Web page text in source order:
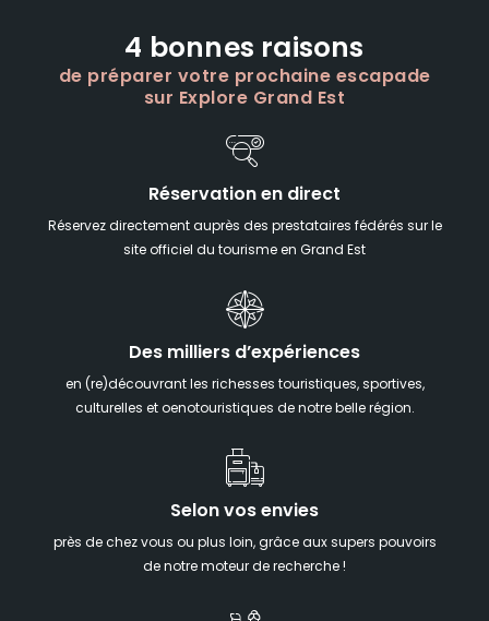
4 bonnes raisons
de préparer votre prochaine escapade
sur Explore Grand Est
Réservation en direct
Réservez directement auprès des prestataires fédérés sur le
site officiel du tourisme en Grand Est
Des milliers d’expériences
en (re)découvrant les richesses touristiques, sportives,
culturelles et oenotouristiques de notre belle région.
Selon vos envies
près de chez vous ou plus loin, grâce aux supers pouvoirs
de notre moteur de recherche !